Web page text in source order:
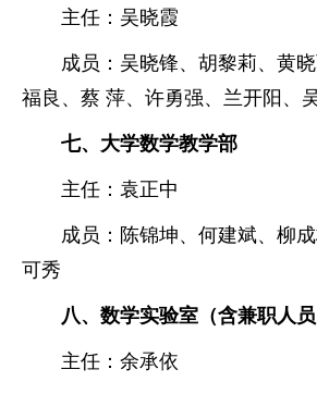
主任： 吴晓霞
成员： 吴晓锋、 胡黎莉、 黄
福良 、 蔡 萍、 许勇强、 兰开阳 、
七、大学数学教学部
主任： 袁正中
成员： 陈锦坤、 何建斌、 柳
可秀
八、数学实验室（含兼职人员
主任： 余承依